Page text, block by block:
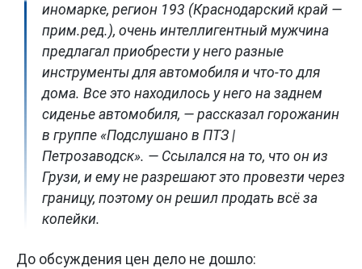
иномарке, регион 193 (Краснодарский край —
прим.ред.), очень интеллигентный мужчина
предлагал приобрести у него разные
инструменты для автомобиля и что-то для
дома. Все это находилось у него на заднем
сиденье автомобиля, — рассказал горожанин
в группе «Подслушано в ПТЗ |
Петрозаводск». — Ссылался на то, что он из
Грузи, и ему не разрешают это провезти через
границу, поэтому он решил продать всё за
копейки.
До обсуждения цен дело не дошло: